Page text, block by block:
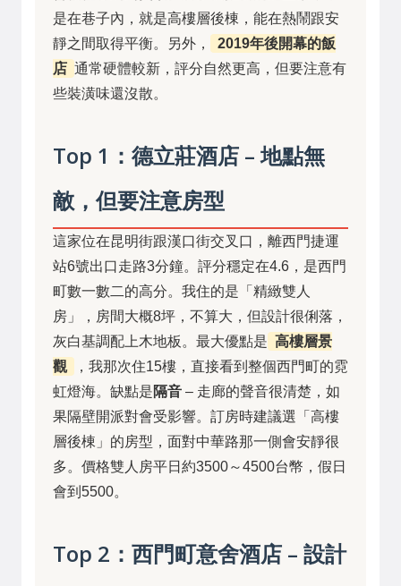
是在巷子內，就是高樓層後棟，能在熱鬧跟安
靜之間取得平衡。另外，
2019年後開幕的飯
店 通常硬體較新，評分自然更高，但要注意有
些裝潢味還沒散。
Top 1：德立莊酒店 – 地點無
敵，但要注意房型
這家位在昆明街跟漢口街交叉口，離西門捷運
站6號出口走路3分鐘。評分穩定在4.6，是西門
町數一數二的高分。我住的是「精緻雙人
房」，房間大概8坪，不算大，但設計很俐落，
灰白基調配上木地板。最大優點是 高樓層景
觀
，我那次住15樓，直接看到整個西門町的霓
虹燈海。缺點是隔音 – 走廊的聲音很清楚，如
果隔壁開派對會受影響。訂房時建議選「高樓
層後棟」的房型，面對中華路那一側會安靜很
多。價格雙人房平日約3500～4500台幣，假日
會到5500。
Top 2：西門町意舍酒店 – 設計